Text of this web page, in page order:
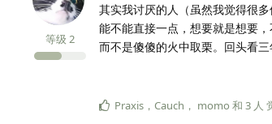
等级 2
其实我讨厌的人（虽然我觉得很
能不能直接一点，想要就是想要
而不是傻傻的火中取栗。回头看
Praxis ， Cauch ， momo 和 3 人